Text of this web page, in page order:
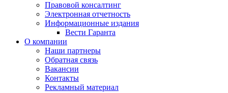
Правовой консалтинг
Электронная отчетность
Информационные издания
Вести Гаранта
О компании
Наши партнеры
Обратная связь
Вакансии
Контакты
Рекламный материал